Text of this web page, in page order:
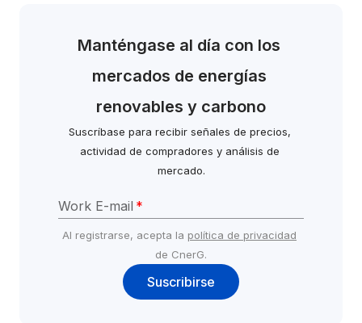
Manténgase al día con los
mercados de energías
renovables y carbono
Suscríbase para recibir señales de precios,
actividad de compradores y análisis de
mercado.
Work E-mail *
Al registrarse, acepta la política de privacidad
de CnerG.
Suscribirse